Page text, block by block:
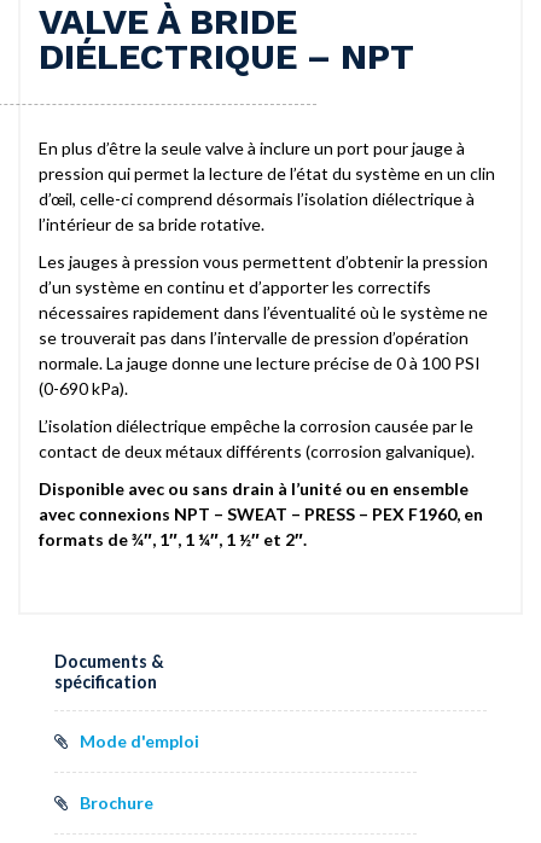
VALVE À BRIDE
DIÉLECTRIQUE – NPT
En plus d’être la seule valve à inclure un port pour jauge à
pression qui permet la lecture de l’état du système en un clin
d’œil, celle-ci comprend désormais l’isolation diélectrique à
l’intérieur de sa bride rotative.
Les jauges à pression vous permettent d’obtenir la pression
d’un système en continu et d’apporter les correctifs
nécessaires rapidement dans l’éventualité où le système ne
se trouverait pas dans l’intervalle de pression d’opération
normale. La jauge donne une lecture précise de 0 à 100 PSI
(0-690 kPa).
L’isolation diélectrique empêche la corrosion causée par le
contact de deux métaux différents (corrosion galvanique).
Disponible avec ou sans drain à l’unité ou en ensemble
avec connexions NPT – SWEAT – PRESS – PEX F1960, en
formats de ¾″, 1″, 1 ¼″, 1 ½″ et 2″.
Documents &
spécification
Mode d'emploi
Brochure